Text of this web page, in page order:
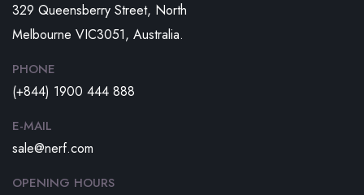
329 Queensberry Street, North
Melbourne VIC3051, Australia.
PHONE
(+844) 1900 444 888
E-MAIL
sale@nerf.com
OPENING HOURS